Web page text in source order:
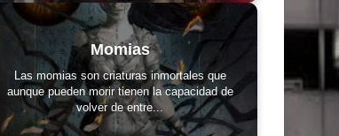
Momias
Las momias son criaturas inmortales que
aunque pueden morir tienen la capacidad de
volver de entre...